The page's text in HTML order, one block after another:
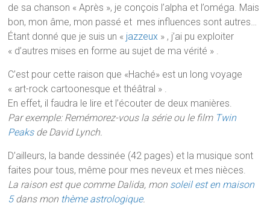
de sa chanson « Après », je conçois l’alpha et l’oméga. Mais
bon, mon âme, mon passé et mes influences sont autres…
Étant donné que je suis un « jazzeux » , j’ai pu exploiter
« d’autres mises en forme au sujet de ma vérité » .
C’est pour cette raison que «Haché» est un long voyage
« art-rock cartoonesque et théâtral » .
En effet, il faudra le lire et l’écouter de deux manières.
Par exemple: Remémorez-vous la série ou le film Twin
Peaksde David Lynch.
D’ailleurs, la bande dessinée (42 pages) et la musique sont
faites pour tous, même pour mes neveux et mes nièces.
La raison est que comme Dalida, mon soleil est en maison
5dans mon thème astrologique.